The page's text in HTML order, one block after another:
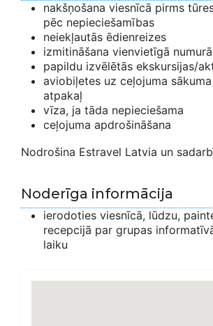
nakšņošana viesnīcā pirms
pēc nepieciešamības
neiekļautās ēdienreizes
izmitināšana vienvietīgā numurā
papildu izvēlētās ekskursijas/
aviobiļetes uz ceļojuma
atpakaļ
vīza, ja tāda nepieciešama
ceļojuma apdrošināšana
Nodrošina Estravel Latvia un
Noderīga informācija
ierodoties viesnīcā, lūdzu,
recepcijā par grupas
laiku